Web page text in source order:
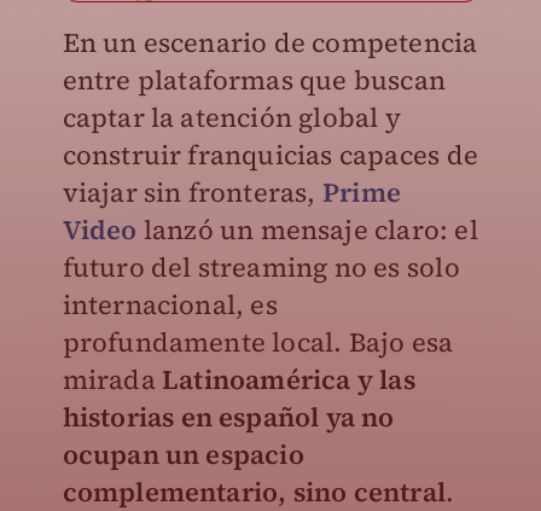
En un escenario de competencia
entre plataformas que buscan
captar la atención global y
construir franquicias capaces de
viajar sin fronteras, Prime
Video lanzó un mensaje claro: el
futuro del streaming no es solo
internacional, es
profundamente local. Bajo esa
mirada Latinoamérica y las
historias en español ya no
ocupan un espacio
complementario, sino central.